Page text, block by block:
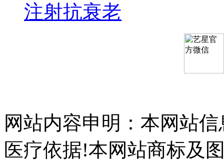
注射抗衰老
网站内容申明：本网站
医疗依据!本网站商标及